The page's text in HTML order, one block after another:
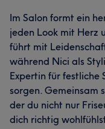
Im Salon formt ein
jeden Look mit Herz
führt mit
während Nici als
Expertin für festliche
sorgen. Gemeinsam
der du nicht nur
dich richtig